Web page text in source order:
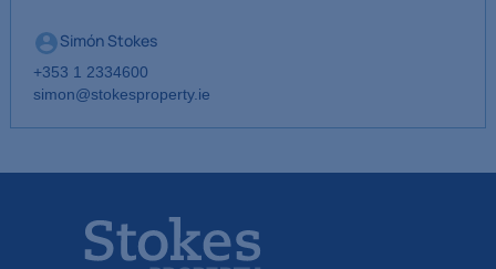
Simón Stokes
+353 1 2334600
simon@stokesproperty.ie